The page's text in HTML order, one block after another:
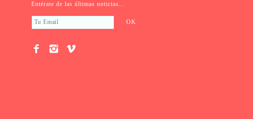
Entérate de las últimas noticias...